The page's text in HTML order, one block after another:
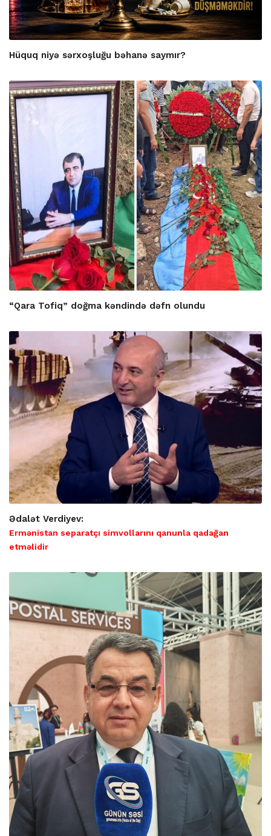
Hüquq niyə sərxoşluğu bəhanə saymır?
“Qara Tofiq” doğma kəndində dəfn olundu
Ədalət Verdiyev:
Ermənistan separatçı simvollarını qanunla qadağan
etməlidir